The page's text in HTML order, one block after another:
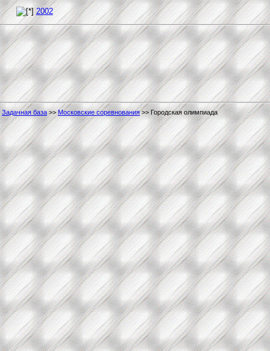
2002
Задачная база>>Московские соревнования>> Городская олимпиада